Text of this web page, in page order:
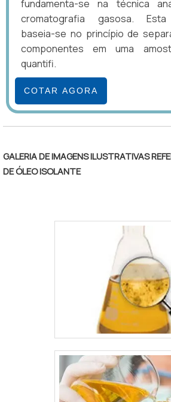
fundamenta-se na técnica
cromatografia gasosa.
baseia-se no princípio de
componentes em uma
quantifi.
COTAR AGORA
GALERIA DE IMAGENS ILUSTRATIVAS
DE ÓLEO ISOLANTE